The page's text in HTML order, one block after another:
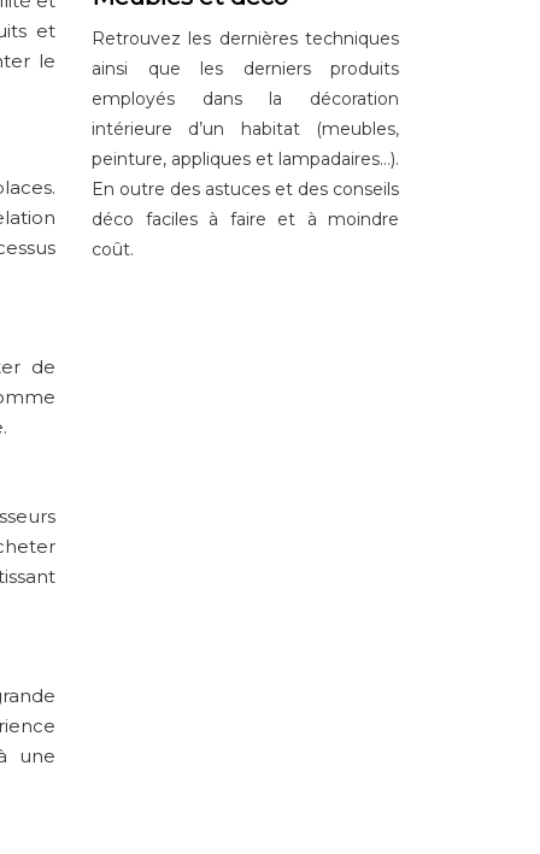
et
le
de
une
Retrouvez les dernières techniques
ainsi que les derniers produits
employés dans la décoration
intérieure d’un habitat (meubles,
peinture, appliques et lampadaires…).
En outre des astuces et des conseils
déco faciles à faire et à moindre
coût.